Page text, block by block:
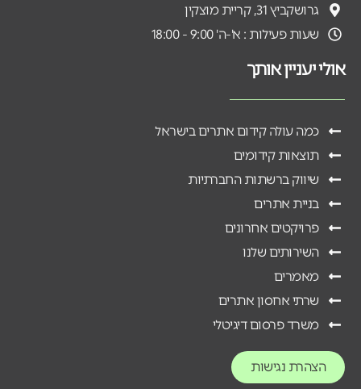
גרושקביץ 31, קריית מוצקין
שעות פעילות : א'-ה' 9:00 - 18:00
אולי יעניין אותך
כמה עולה קידום אתרים בישראל
תוצאות קידומים
שיווק ברשתות החברתיות
בניית אתרים
פרויקטים אחרונים
השירותים שלנו
מאמרים
שרתי אחסון אתרים
משרד פרסום דיגיטלי
הצהרת נגישות